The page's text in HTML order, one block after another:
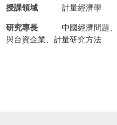
授課領域 計量經濟學
研究專長 中國經濟問題、
與台資企業、計量研究方法